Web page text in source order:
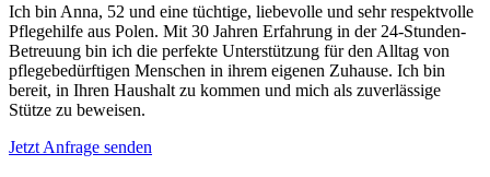
Ich bin Anna, 52 und eine tüchtige, liebevolle und sehr respektvolle
Pflegehilfe aus Polen. Mit 30 Jahren Erfahrung in der 24-Stunden-
Betreuung bin ich die perfekte Unterstützung für den Alltag von
pflegebedürftigen Menschen in ihrem eigenen Zuhause. Ich bin
bereit, in Ihren Haushalt zu kommen und mich als zuverlässige
Stütze zu beweisen.
Jetzt Anfrage senden